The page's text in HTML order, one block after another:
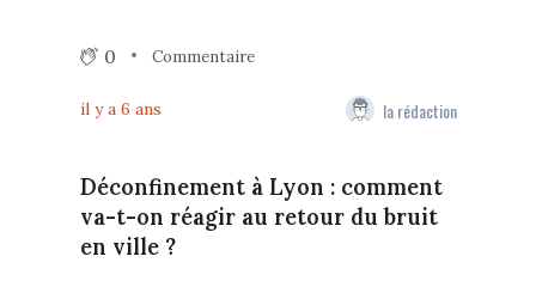
0 Commentaire
il y a 6 ans la rédaction
Déconfinement à Lyon : comment
va-t-on réagir au retour du bruit
en ville ?